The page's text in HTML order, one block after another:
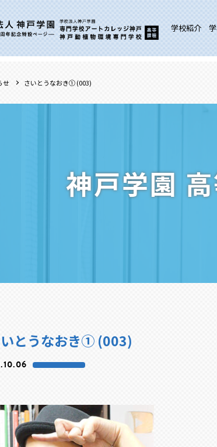
学校紹介
せ さいとうなおき① (003)
神戸学園
とうなおき① (003)